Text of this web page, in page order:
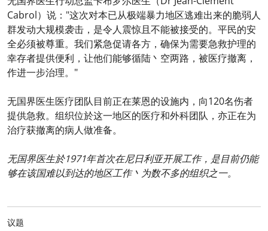
Cabrol）说："这次对本已从极端暴力地区逃难出来的脆弱人
群发动大规模袭击，是令人震惊且不能被接受的。平民的安
全必须被尊重。我们紧急促请各方，确保为需要急救护理的
幸存者提供便利，让他们能够循陆丶空两路，被医疗撤离，
作进一步治理。"
无国界医生医疗团队目前正在莱恩的设施内，向120名伤者
提供急救。组织位於这一地区的医疗和外科团队，亦正在为
治疗获撤离的病人做准备。
无国界医生於1971年首次在尼日利亚开展工作，是目前仍能
够在该国难以到达的地区工作丶为数不多的组织之一。
议题